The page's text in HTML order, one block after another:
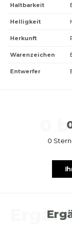
Haltbarkeit
Helligkeit
Herkunft
Warenzeichen
Entwerfer
0
0